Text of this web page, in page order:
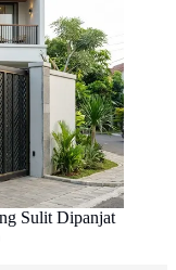
Sulit Dipanjat